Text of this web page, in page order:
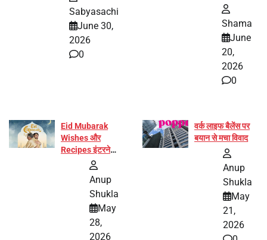
Sabyasachi
June 30,
2026
0
और प्रज्ञा जायसवाल
बनीं योग अभियान का
Shama
June
20,
2026
0
Eid Mubarak
Wishes और
Recipes इंटरनेट
पर हुईं वायरल
Anup
Shukla
May
28,
2026
वर्क लाइफ बैलेंस पर
बयान से मचा विवाद
Anup
Shukla
May
21,
2026